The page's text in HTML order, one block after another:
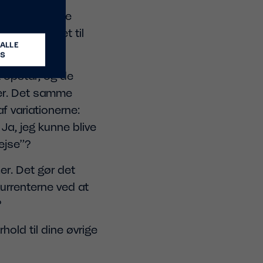
for at vinde
og gør det til
opstår, og de
Det samme
variationerne:
jeg kunne blive
Det gør det
ved at
til dine øvrige